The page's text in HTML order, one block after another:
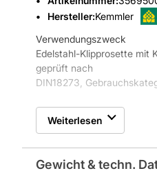
Hersteller:Kemmler
Verwendungszweck
Edelstahl-Klipprosette mit
geprüft nach
DIN18273,
Eigenschaften
• Unsichtbare
Weiterlesen
Gewicht & techn.